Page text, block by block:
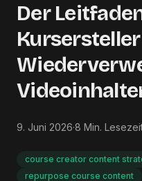
Der
9. Juni 2026·8 Min.
course creator content
repurpose course content